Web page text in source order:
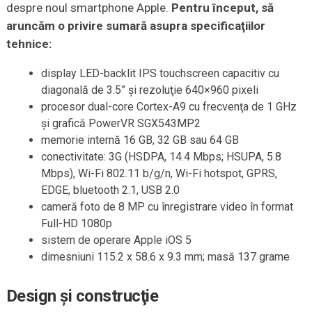
despre noul smartphone Apple. Pentru început, să
aruncăm o privire sumară asupra specificaţiilor
tehnice:
display LED-backlit IPS touchscreen capacitiv cu
diagonală de 3.5” şi rezoluţie 640×960 pixeli
procesor dual-core Cortex-A9 cu frecvenţa de 1 GHz
şi grafică PowerVR SGX543MP2
memorie internă 16 GB, 32 GB sau 64 GB
conectivitate: 3G (HSDPA, 14.4 Mbps; HSUPA, 5.8
Mbps), Wi-Fi 802.11 b/g/n, Wi-Fi hotspot, GPRS,
EDGE, bluetooth 2.1, USB 2.0
cameră foto de 8 MP cu înregistrare video în format
Full-HD 1080p
sistem de operare Apple iOS 5
dimesniuni 115.2 x 58.6 x 9.3 mm; masă 137 grame
Design şi construcţie